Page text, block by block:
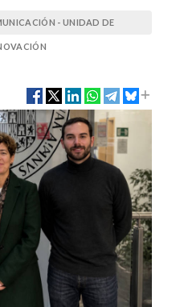
- UNIDAD DE